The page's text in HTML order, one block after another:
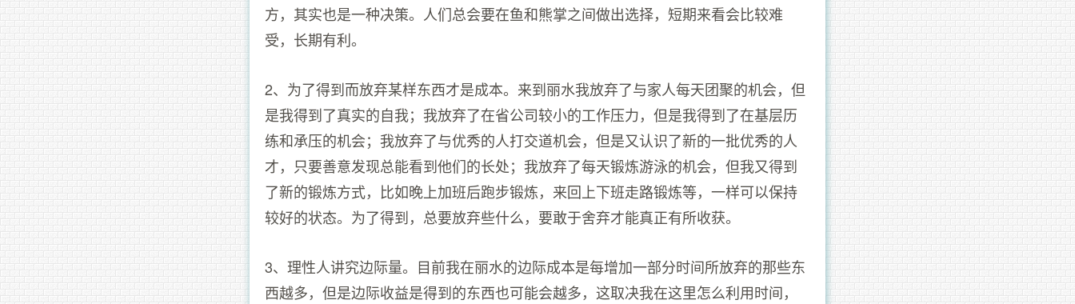
方，其实也是一种决策。人们总会要在鱼和熊掌之间做出选择，短期来看会比较难
受，长期有利。
2、为了得到而放弃某样东西才是成本。来到丽水我放弃了与家人每天团聚的机会，但
是我得到了真实的自我；我放弃了在省公司较小的工作压力，但是我得到了在基层历
练和承压的机会；我放弃了与优秀的人打交道机会，但是又认识了新的一批优秀的人
才，只要善意发现总能看到他们的长处；我放弃了每天锻炼游泳的机会，但我又得到
了新的锻炼方式，比如晚上加班后跑步锻炼，来回上下班走路锻炼等，一样可以保持
较好的状态。为了得到，总要放弃些什么，要敢于舍弃才能真正有所收获。
3、理性人讲究边际量。目前我在丽水的边际成本是每增加一部分时间所放弃的那些东
西越多，但是边际收益是得到的东西也可能会越多，这取决我在这里怎么利用时间，